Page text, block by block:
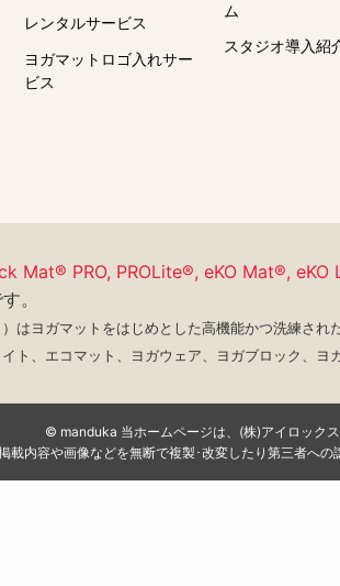
レンタルサービス
ヨガマットロゴ入れサー
ビス
ム
スタジオ導入紹
Mat® PRO, PROLite®, eKO Mat®, eKO
。
はヨガマットをはじめとした高機能かつ洗練され
ト、エコマット、
ヨガウェア、ヨガブロック、ヨ
© manduka 当ホームページは、(株)アイロック
載内容や画像などを無断で複製･改変したり第三者への